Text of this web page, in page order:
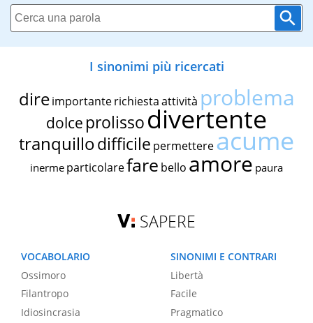
I sinonimi più ricercati
dire importante richiestaattività problema
dolce prolissodivertente
tranquillodifficile permettereacume
inerme particolarefare bello amore paura
SAPERE
VOCABOLARIO
Ossimoro
Filantropo
Idiosincrasia
SINONIMI E CONTRARI
Libertà
Facile
Pragmatico